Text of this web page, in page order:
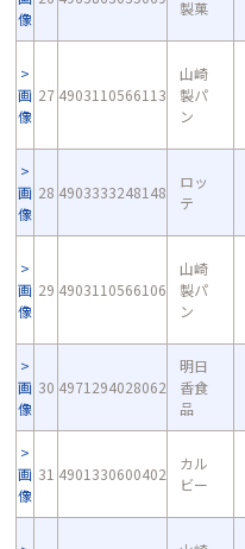
像
製菓
画
像
27 4903110566113
山崎
製パ
ン
画
像
28 4903333248148
ロッ
テ
画
像
29 4903110566106
山崎
製パ
ン
画
像
30 4971294028062
明日
香食
品
画
像
31 4901330600402
カル
ビー